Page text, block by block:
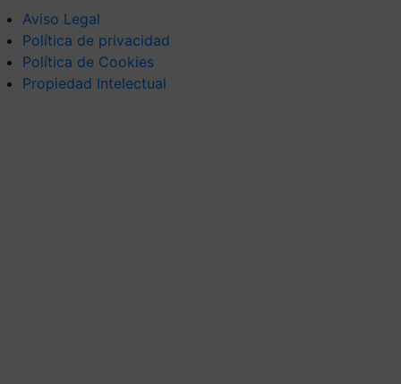
Aviso Legal
Política de privacidad
Política de Cookies
Propiedad Intelectual